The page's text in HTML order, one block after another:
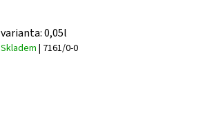
varianta: 0,05l
Skladem | 7161/0-0